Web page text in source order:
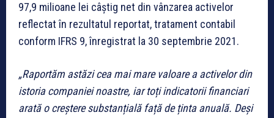
97,9 milioane lei câștig net din vânzarea activelor
reflectat în rezultatul reportat, tratament contabil
conform IFRS 9, înregistrat la 30 septembrie 2021.
„Raportăm astăzi cea mai mare valoare a activelor din
istoria companiei noastre, iar toți indicatorii financiari
arată o creștere substanțială față de ținta anuală. Deși